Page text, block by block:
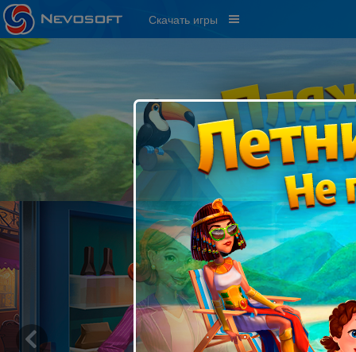
Скачать игры